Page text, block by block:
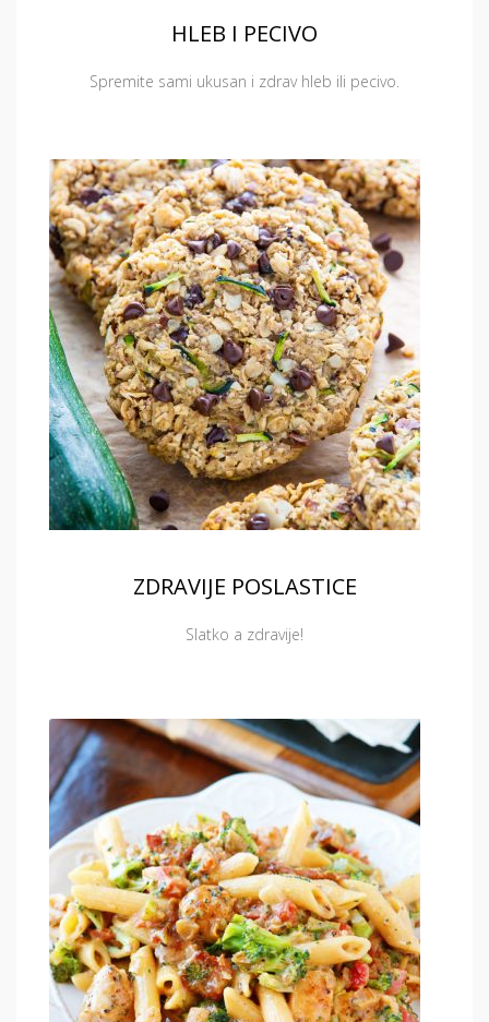
HLEB I PECIVO
Spremite sami ukusan i zdrav hleb ili pecivo.
ZDRAVIJE POSLASTICE
Slatko a zdravije!